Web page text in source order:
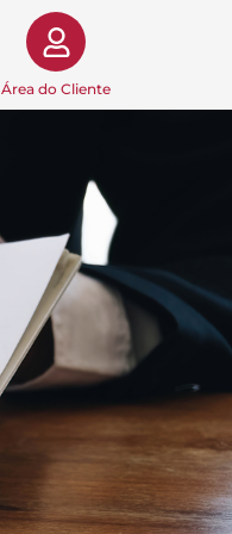
Área do Cliente